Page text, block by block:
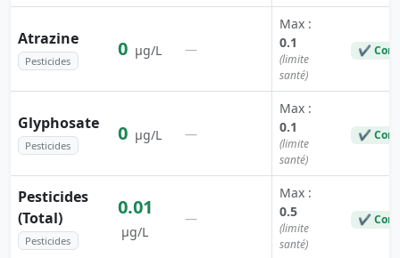
Atrazine
Pesticides
0 µg/L —
Max :
0.1
(limite
santé)
✔
Glyphosate
Pesticides
0 µg/L —
Max :
0.1
(limite
santé)
✔
Pesticides
(Total)
Pesticides
0.01
µg/L
—
Max :
0.5
(limite
santé)
✔